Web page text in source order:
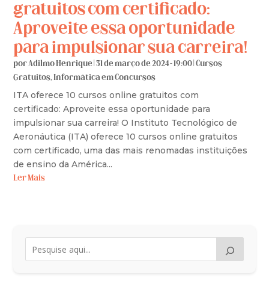
gratuitos com certificado:
Aproveite essa oportunidade
para impulsionar sua carreira!
porAdilmo Henrique|31 de março de 2024 - 19:00|Cursos
Gratuitos,Informática em Concursos
ITA oferece 10 cursos online gratuitos com
certificado: Aproveite essa oportunidade para
impulsionar sua carreira! O Instituto Tecnológico de
Aeronáutica (ITA) oferece 10 cursos online gratuitos
com certificado, uma das mais renomadas instituições
de ensino da América...
Ler Mais